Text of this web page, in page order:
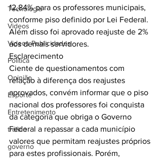
Tecnologia
Videos
Videos Publicidades
Política
Opinião
Esporte
Entretenimento
tráfico
governo
12,84% para os professores municipais,
conforme piso definido por Lei Federal.
Além disso foi aprovado reajuste de 2%
aos demais servidores.
Esclarecimento
Ciente de questionamentos com
relação à diferença dos reajustes
aprovados, convém informar que o piso
nacional dos professores foi conquista
da categoria que obriga o Governo
Federal a repassar a cada município
valores que permitam reajustes próprios
para estes profissionais. Porém,